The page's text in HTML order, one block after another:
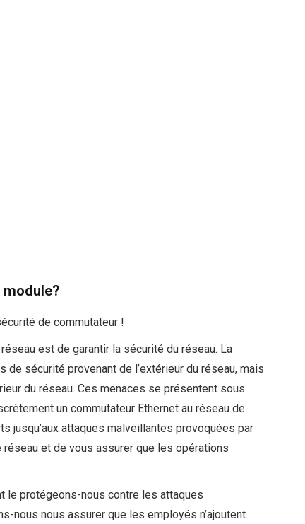
de commutateur !
est de garantir la sécurité du réseau. La
de sécurité provenant de l’extérieur du réseau, mais
du réseau. Ces menaces se présentent sous
un commutateur Ethernet au réseau de
jusqu’aux attaques malveillantes provoquées par
et de vous assurer que les opérations
le protégeons-nous contre les attaques
nous nous assurer que les employés n’ajoutent